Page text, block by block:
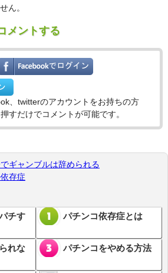
ん。
メントする
、twitterのアカウントをお持ちの方
すだけでコメントが可能です。
ギャンブルは辞められる
存症
チす
パチンコ依存症とは
れな
パチンコをやめる方法